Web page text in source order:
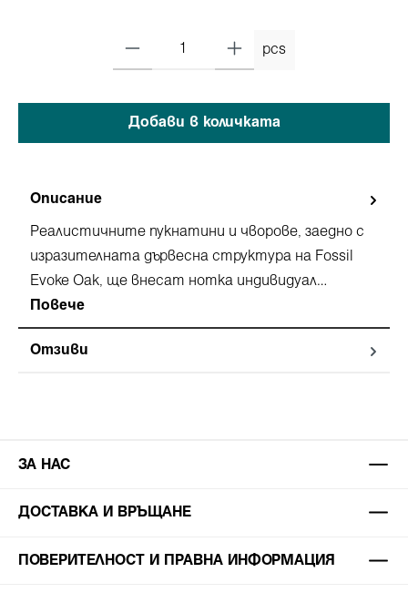
pcs
Добави в количката
Описание
Реалистичните пукнатини и чворове, заедно с
изразителната дървесна структура на Fossil
Evoke Oak, ще внесат нотка индивидуал…
Повече
Отзиви
ЗА НАС
ДОСТАВКА И ВРЪЩАНЕ
ПОВЕРИТЕЛНОСТ И ПРАВНА ИНФОРМАЦИЯ